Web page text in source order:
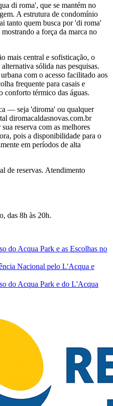
di roma', que se mantém no
A estrutura de condomínio
tanto quem busca por 'di roma'
a força da marca no
mais central e sofisticação, o
sólida nas pesquisas.
com o acesso facilitado aos
frequente para casais e
conforto térmico das águas.
— seja 'diroma' ou qualquer
diromacaldasnovas.com.br
reserva com as melhores
pois a disponibilidade para o
em períodos de alta
de reservas. Atendimento
das 8h às 20h.
do Acqua Park e as Escolhas no
Nacional pelo L'Acqua e
do Acqua Park e do L'Acqua